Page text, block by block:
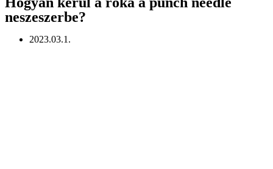
neszeszerbe?
2023.03.1.